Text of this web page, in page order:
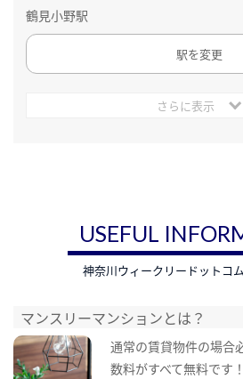
鶴見小野駅
駅を変更
さらに表示
USEFUL
神奈川ウィークリードットコ
マンスリーマンションとは？
通常の賃貸物件の場合
数料がすべて無料です！